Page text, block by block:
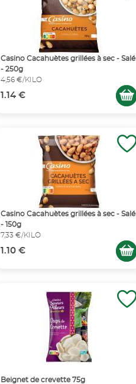
Casino Cacahuètes grillées à sec - Salé
- 250g
4,56 €/KILO
1.14 €
Casino Cacahuètes grillées à sec - Salé
- 150g
7,33 €/KILO
1.10 €
Beignet de crevette 75g